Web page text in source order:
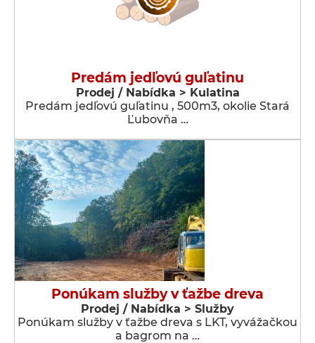
Predám jedľovú guľatinu
Prodej / Nabídka > Kulatina
Predám jedľovú guľatinu , 500m3, okolie Stará
Ľubovňa …
Ponúkam služby v ťažbe dreva
Prodej / Nabídka > Služby
Ponúkam služby v ťažbe dreva s LKT, vyvážačkou
a bagrom na …